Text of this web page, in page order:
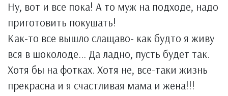
Ну, вот и все пока! А то муж на подходе, надо
приготовить покушать!
Как-то все вышло слащаво- как будто я живу
вся в шоколоде... Да ладно, пусть будет так.
Хотя бы на фотках. Хотя не, все-таки жизнь
прекрасна и я счастливая мама и жена!!!